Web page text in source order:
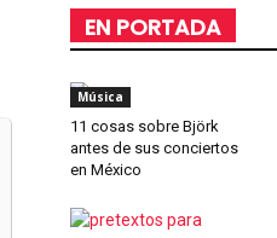
EN PORTADA
Música
11 cosas sobre Björk
antes de sus conciertos
en México